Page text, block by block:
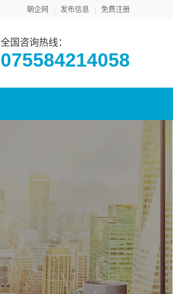
朝企网 发布信息 免费注册
全国咨询热线：
075584214058